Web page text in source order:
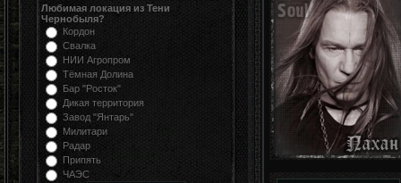
Любимая локация из Тени
Чернобыля?
Кордон
Свалка
НИИ Агропром
Тёмная Долина
Бар "Росток"
Дикая территория
Завод "Янтарь"
Милитари
Радар
Припять
ЧАЭС